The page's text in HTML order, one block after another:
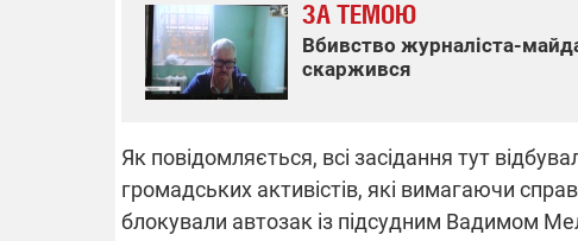
ЗА ТЕМОЮ
Вбивство журналіста-
скаржився
Як повідомляється, всі засідання тут
громадських активістів, які вимагаючи
блокували автозак із підсудним Вадимом
областях